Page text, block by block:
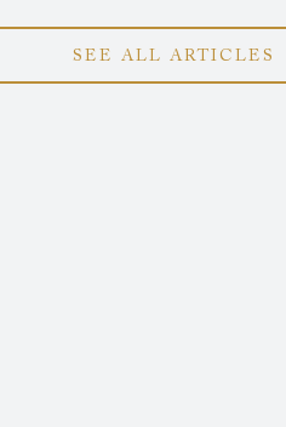
SEE ALL ARTICLES